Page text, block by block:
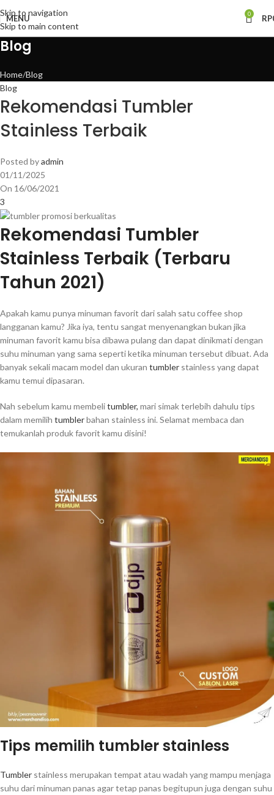
Skip to navigation
Skip to main content
MENU 0 RP
Blog
Home Blog
Blog
Rekomendasi Tumbler
Stainless Terbaik
Posted byadmin
01/11/2025
On 16/06/2021
3
Rekomendasi Tumbler
Stainless Terbaik (Terbaru
Tahun 2021)
Apakah kamu punya minuman favorit dari salah satu coffee shop
langganan kamu? Jika iya, tentu sangat menyenangkan bukan jika
minuman favorit kamu bisa dibawa pulang dan dapat dinikmati dengan
suhu minuman yang sama seperti ketika minuman tersebut dibuat. Ada
banyak sekali macam model dan ukuran tumbler stainless yang dapat
kamu temui dipasaran.
Nah sebelum kamu membelitumbler, mari simak terlebih dahulu tips
dalam memilih tumblerbahan stainless ini. Selamat membaca dan
temukanlah produk favorit kamu disini!
Tips memilih tumbler stainless
Tumbler stainless merupakan tempat atau wadah yang mampu menjaga
suhu dari minuman panas agar tetap panas begitupun juga dengan suhu